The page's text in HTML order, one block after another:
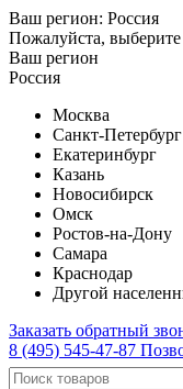
Ваш регион: Россия
Пожалуйста, выберите
Ваш регион
Россия
Москва
Санкт-Петербург
Екатеринбург
Казань
Новосибирск
Омск
Ростов-на-Дону
Самара
Краснодар
Другой
Заказать обратный
8 (495) 545-47-87